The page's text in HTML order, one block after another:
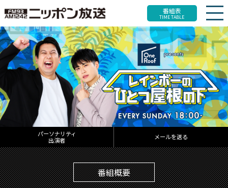
番組表
TIME TABLE
パーソナリティ
出演者
メールを送る
番組概要